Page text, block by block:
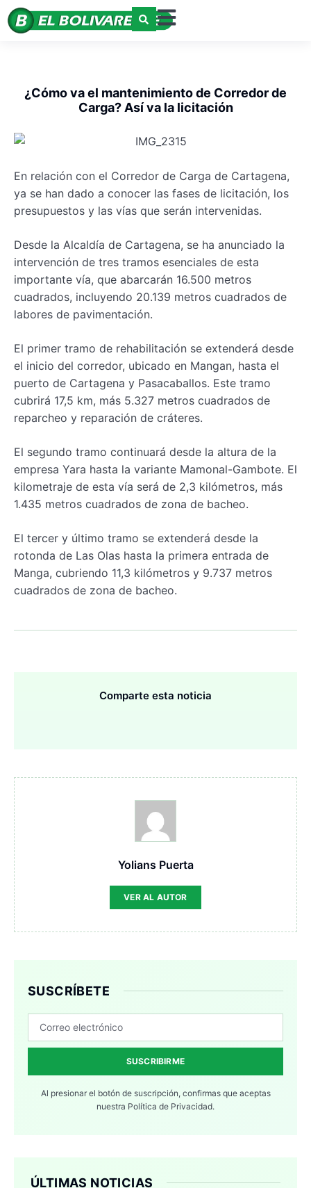
¿Cómo va el mantenimiento de Corredor de
Carga? Así va la licitación
En relación con el Corredor de Carga de Cartagena,
ya se han dado a conocer las fases de licitación, los
presupuestos y las vías que serán intervenidas.
Desde la Alcaldía de Cartagena, se ha anunciado la
intervención de tres tramos esenciales de esta
importante vía, que abarcarán 16.500 metros
cuadrados, incluyendo 20.139 metros cuadrados de
labores de pavimentación.
El primer tramo de rehabilitación se extenderá desde
el inicio del corredor, ubicado en Mangan, hasta el
puerto de Cartagena y Pasacaballos. Este tramo
cubrirá 17,5 km, más 5.327 metros cuadrados de
reparcheo y reparación de cráteres.
El segundo tramo continuará desde la altura de la
empresa Yara hasta la variante Mamonal-Gambote. El
kilometraje de esta vía será de 2,3 kilómetros, más
1.435 metros cuadrados de zona de bacheo.
El tercer y último tramo se extenderá desde la
rotonda de Las Olas hasta la primera entrada de
Manga, cubriendo 11,3 kilómetros y 9.737 metros
cuadrados de zona de bacheo.
Comparte esta noticia
Yolians Puerta
VER AL AUTOR
SUSCRÍBETE
SUSCRIBIRME
Al presionar el botón de suscripción, confirmas que aceptas
nuestra Política de Privacidad.
ÚLTIMAS NOTICIAS